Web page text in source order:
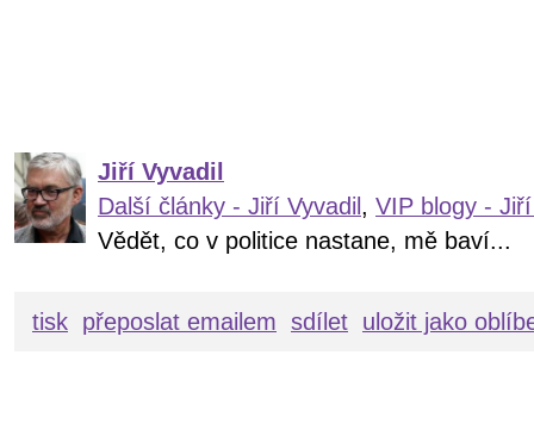
Jiří Vyvadil
Další články - Jiří Vyvadil , VIP blogy -
Vědět, co v politice nastane, mě baví...
tisk přeposlat emailem sdílet uložit jako